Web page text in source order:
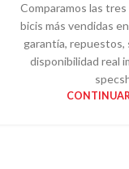
Comparamos las
bicis más vendidas
garantía, repuestos,
disponibilidad real